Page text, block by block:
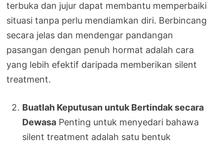
terbuka dan jujur dapat membantu memperbaiki
situasi tanpa perlu mendiamkan diri. Berbincang
secara jelas dan mendengar pandangan
pasangan dengan penuh hormat adalah cara
yang lebih efektif daripada memberikan silent
treatment.
Buatlah Keputusan untuk Bertindak secara
Dewasa Penting untuk menyedari bahawa
silent treatment adalah satu bentuk